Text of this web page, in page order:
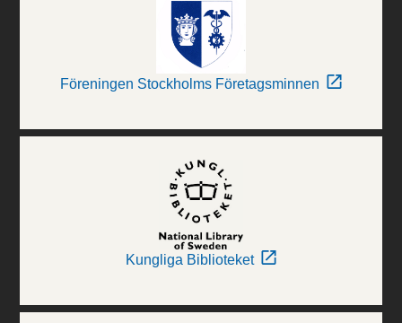
Föreningen Stockholms Företagsminnen
Kungliga Biblioteket